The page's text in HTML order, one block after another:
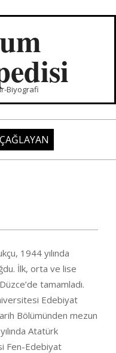
Biyografi
1944 yılında
İlk, orta ve lise
tamamladı.
Edebiyat
Bölümünden mezun
Atatürk
Fen-Edebiyat